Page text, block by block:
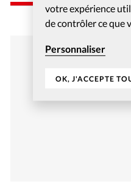
votre expérience
de contrôler ce que
Personnaliser
OK, J'ACCEPTE